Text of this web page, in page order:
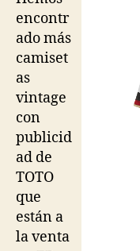
encontr
ado más
camiset
as
vintage
con
publicid
ad de
TOTO
que
están a
la venta